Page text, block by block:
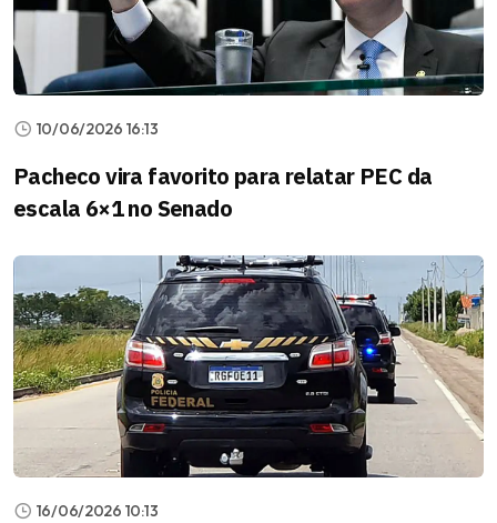
10/06/2026 16:13
Pacheco vira favorito para relatar PEC da
escala 6×1 no Senado
16/06/2026 10:13